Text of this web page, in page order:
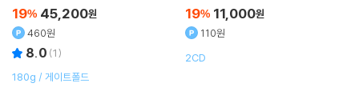
19% 45,200원
460원
8.0 (1)
180g / 게이트폴드
19% 11,000원
110원
2CD